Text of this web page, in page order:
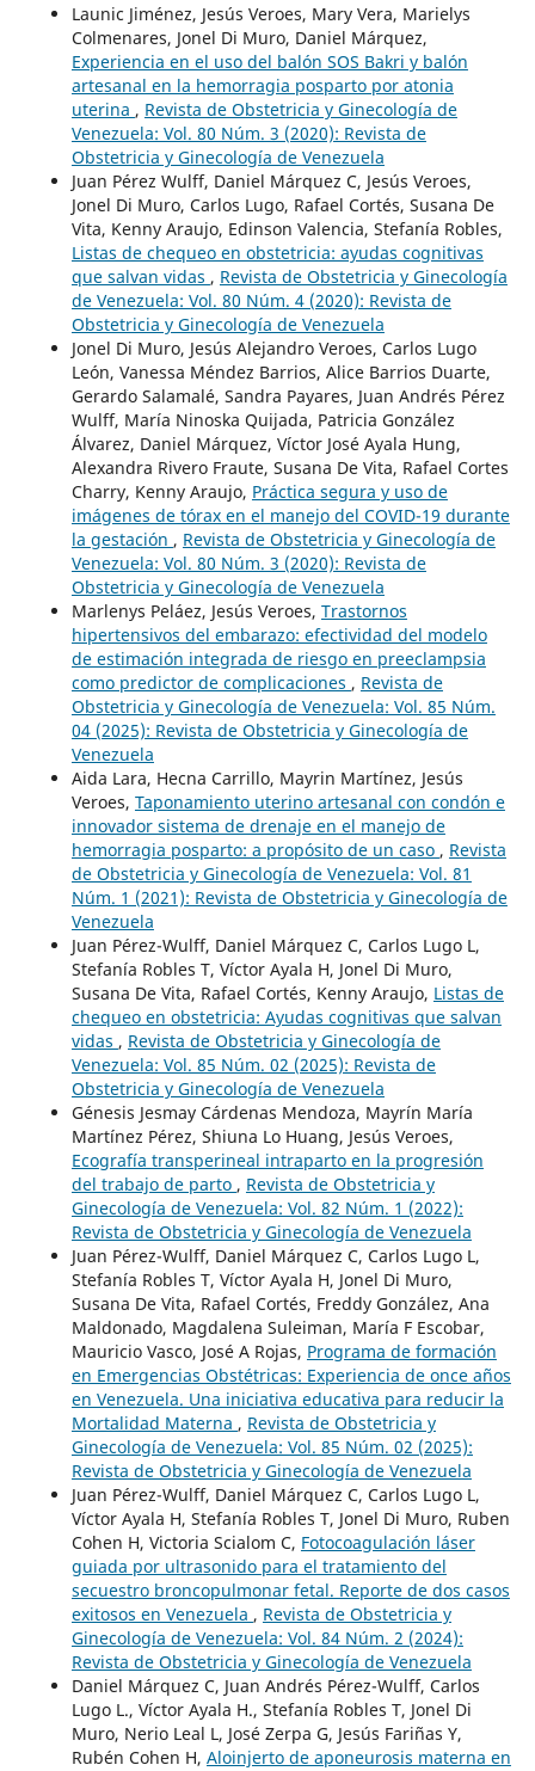
Launic Jiménez, Jesús Veroes, Mary Vera, Marielys
Colmenares, Jonel Di Muro, Daniel Márquez,
Experiencia en el uso del balón SOS Bakri y balón
artesanal en la hemorragia posparto por atonia
uterina , Revista de Obstetricia y Ginecología de
Venezuela: Vol. 80 Núm. 3 (2020): Revista de
Obstetricia y Ginecología de Venezuela
Juan Pérez Wulff, Daniel Márquez C, Jesús Veroes,
Jonel Di Muro, Carlos Lugo, Rafael Cortés, Susana De
Vita, Kenny Araujo, Edinson Valencia, Stefanía Robles,
Listas de chequeo en obstetricia: ayudas cognitivas
que salvan vidas , Revista de Obstetricia y Ginecología
de Venezuela: Vol. 80 Núm. 4 (2020): Revista de
Obstetricia y Ginecología de Venezuela
Jonel Di Muro, Jesús Alejandro Veroes, Carlos Lugo
León, Vanessa Méndez Barrios, Alice Barrios Duarte,
Gerardo Salamalé, Sandra Payares, Juan Andrés Pérez
Wulff, María Ninoska Quijada, Patricia González
Álvarez, Daniel Márquez, Víctor José Ayala Hung,
Alexandra Rivero Fraute, Susana De Vita, Rafael Cortes
Charry, Kenny Araujo, Práctica segura y uso de
imágenes de tórax en el manejo del COVID-19 durante
la gestación , Revista de Obstetricia y Ginecología de
Venezuela: Vol. 80 Núm. 3 (2020): Revista de
Obstetricia y Ginecología de Venezuela
Marlenys Peláez, Jesús Veroes, Trastornos
hipertensivos del embarazo: efectividad del modelo
de estimación integrada de riesgo en preeclampsia
como predictor de complicaciones , Revista de
Obstetricia y Ginecología de Venezuela: Vol. 85 Núm.
04 (2025): Revista de Obstetricia y Ginecología de
Venezuela
Aida Lara, Hecna Carrillo, Mayrin Martínez, Jesús
Veroes, Taponamiento uterino artesanal con condón e
innovador sistema de drenaje en el manejo de
hemorragia posparto: a propósito de un caso , Revista
de Obstetricia y Ginecología de Venezuela: Vol. 81
Núm. 1 (2021): Revista de Obstetricia y Ginecología de
Venezuela
Juan Pérez-Wulff, Daniel Márquez C, Carlos Lugo L,
Stefanía Robles T, Víctor Ayala H, Jonel Di Muro,
Susana De Vita, Rafael Cortés, Kenny Araujo, Listas de
chequeo en obstetricia: Ayudas cognitivas que salvan
vidas , Revista de Obstetricia y Ginecología de
Venezuela: Vol. 85 Núm. 02 (2025): Revista de
Obstetricia y Ginecología de Venezuela
Génesis Jesmay Cárdenas Mendoza, Mayrín María
Martínez Pérez, Shiuna Lo Huang, Jesús Veroes,
Ecografía transperineal intraparto en la progresión
del trabajo de parto , Revista de Obstetricia y
Ginecología de Venezuela: Vol. 82 Núm. 1 (2022):
Revista de Obstetricia y Ginecología de Venezuela
Juan Pérez-Wulff, Daniel Márquez C, Carlos Lugo L,
Stefanía Robles T, Víctor Ayala H, Jonel Di Muro,
Susana De Vita, Rafael Cortés, Freddy González, Ana
Maldonado, Magdalena Suleiman, María F Escobar,
Mauricio Vasco, José A Rojas, Programa de formación
en Emergencias Obstétricas: Experiencia de once años
en Venezuela. Una iniciativa educativa para reducir la
Mortalidad Materna , Revista de Obstetricia y
Ginecología de Venezuela: Vol. 85 Núm. 02 (2025):
Revista de Obstetricia y Ginecología de Venezuela
Juan Pérez-Wulff, Daniel Márquez C, Carlos Lugo L,
Víctor Ayala H, Stefanía Robles T, Jonel Di Muro, Ruben
Cohen H, Victoria Scialom C, Fotocoagulación láser
guiada por ultrasonido para el tratamiento del
secuestro broncopulmonar fetal. Reporte de dos casos
exitosos en Venezuela , Revista de Obstetricia y
Ginecología de Venezuela: Vol. 84 Núm. 2 (2024):
Revista de Obstetricia y Ginecología de Venezuela
Daniel Márquez C, Juan Andrés Pérez-Wulff, Carlos
Lugo L., Víctor Ayala H., Stefanía Robles T, Jonel Di
Muro, Nerio Leal L, José Zerpa G, Jesús Fariñas Y,
Rubén Cohen H, Aloinjerto de aponeurosis materna en